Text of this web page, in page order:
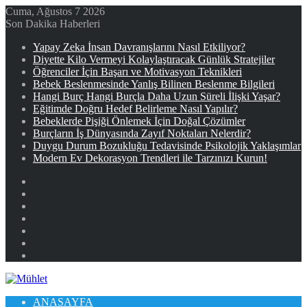
Cuma, Ağustos 7 2026
Son Dakika Haberleri
Yapay Zeka İnsan Davranışlarını Nasıl Etkiliyor?
Diyette Kilo Vermeyi Kolaylaştıracak Günlük Stratejiler
Öğrenciler İçin Başarı ve Motivasyon Teknikleri
Bebek Beslenmesinde Yanlış Bilinen Beslenme Bilgileri
Hangi Burç Hangi Burçla Daha Uzun Süreli İlişki Yaşar?
Eğitimde Doğru Hedef Belirleme Nasıl Yapılır?
Bebeklerde Pişiği Önlemek İçin Doğal Çözümler
Burçların İş Dünyasında Zayıf Noktaları Nelerdir?
Duygu Durum Bozukluğu Tedavisinde Psikolojik Yaklaşımlar
Modern Ev Dekorasyon Trendleri ile Tarzınızı Kurun!
ANASAYFA